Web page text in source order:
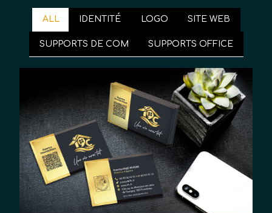
ALL IDENTITÉ LOGO SITE WEB
SUPPORTS DE COM SUPPORTS OFFICE